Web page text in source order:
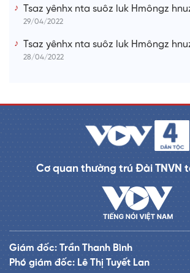
Tsaz yênhx nta suôz luk Hmôngz
29/04/2022
Tsaz yênhx nta suôz luk Hmôngz
28/04/2022
Cơ quan thường trú Đài TNVN
Giám đốc: Trần Thanh Bình
Phó giám đốc: Lê Thị Tuyết Lan